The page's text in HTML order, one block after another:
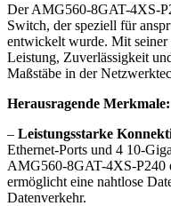
Der AMG560-8GAT-4XS-
Switch, der speziell für
entwickelt wurde. Mit
Leistung, Zuverlässigkeit
Maßstäbe in der
Herausragende Merkmale:
– Leistungsstarke
Ethernet-Ports und 4 10-
AMG560-8GAT-4XS-P240
ermöglicht eine nahtlose
Datenverkehr.